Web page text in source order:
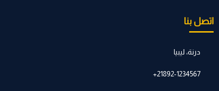
اتصل بنا
درنة، ليبيا
21892-1234567+